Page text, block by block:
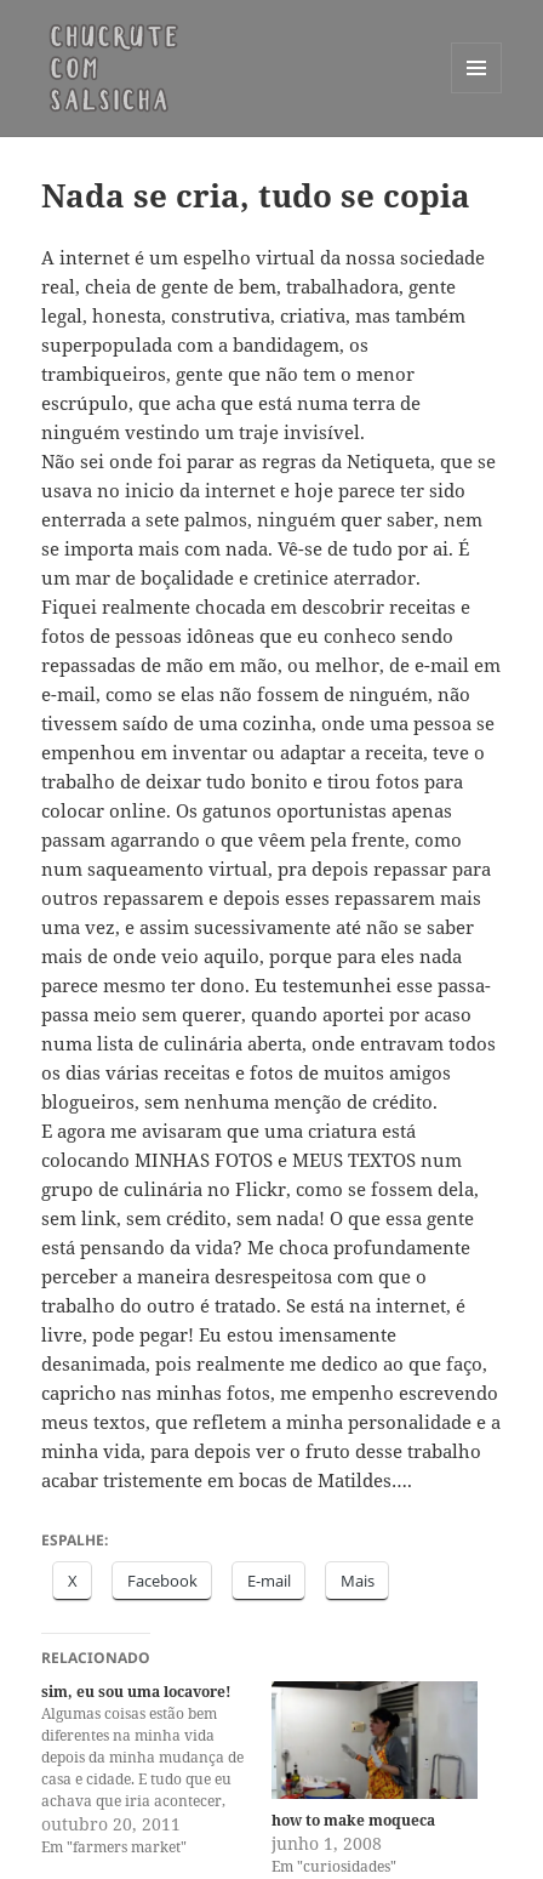
WIDGETS
Nada se cria, tudo se copia
A internet é um espelho virtual da nossa sociedade
real, cheia de gente de bem, trabalhadora, gente
legal, honesta, construtiva, criativa, mas também
superpopulada com a bandidagem, os
trambiqueiros, gente que não tem o menor
escrúpulo, que acha que está numa terra de
ninguém vestindo um traje invisível.
Não sei onde foi parar as regras da Netiqueta, que se
usava no inicio da internet e hoje parece ter sido
enterrada a sete palmos, ninguém quer saber, nem
se importa mais com nada. Vê-se de tudo por ai. É
um mar de boçalidade e cretinice aterrador.
Fiquei realmente chocada em descobrir receitas e
fotos de pessoas idôneas que eu conheco sendo
repassadas de mão em mão, ou melhor, de e-mail em
e-mail, como se elas não fossem de ninguém, não
tivessem saído de uma cozinha, onde uma pessoa se
empenhou em inventar ou adaptar a receita, teve o
trabalho de deixar tudo bonito e tirou fotos para
colocar online. Os gatunos oportunistas apenas
passam agarrando o que vêem pela frente, como
num saqueamento virtual, pra depois repassar para
outros repassarem e depois esses repassarem mais
uma vez, e assim sucessivamente até não se saber
mais de onde veio aquilo, porque para eles nada
parece mesmo ter dono. Eu testemunhei esse passa-
passa meio sem querer, quando aportei por acaso
numa lista de culinária aberta, onde entravam todos
os dias várias receitas e fotos de muitos amigos
blogueiros, sem nenhuma menção de crédito.
E agora me avisaram que uma criatura está
colocando MINHAS FOTOS e MEUS TEXTOS num
grupo de culinária no Flickr, como se fossem dela,
sem link, sem crédito, sem nada! O que essa gente
está pensando da vida? Me choca profundamente
perceber a maneira desrespeitosa com que o
trabalho do outro é tratado. Se está na internet, é
livre, pode pegar! Eu estou imensamente
desanimada, pois realmente me dedico ao que faço,
capricho nas minhas fotos, me empenho escrevendo
meus textos, que refletem a minha personalidade e a
minha vida, para depois ver o fruto desse trabalho
acabar tristemente em bocas de Matildes….
ESPALHE:
X Facebook E-mail Mais
RELACIONADO
sim, eu sou uma locavore!
Algumas coisas estão bem
diferentes na minha vida
depois da minha mudança de
casa e cidade. E tudo que eu
achava que iria acontecer,
não aconteceu da maneira
como eu previa. Eu tinha
outubro 20, 2011
Em "farmers market"
how to make moqueca
junho 1, 2008
Em "curiosidades"